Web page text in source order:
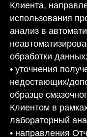
Клиента,
использования
анализ в
обработки данных;
• уточнения
недостающих/
образце
Клиентом в
лабораторный
• направления